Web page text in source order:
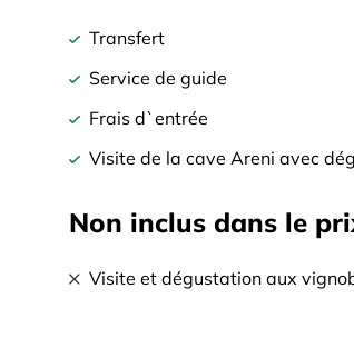
Transfert
Service de guide
Frais d`entrée
Visite de la cave Areni avec
Non inclus dans le
Visite et dégustation aux